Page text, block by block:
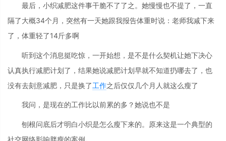
最后，小织减肥这件事干脆不了了之。她慢慢也不提了，一直
隔了大概34个月，突然有一天她跟我报告体重时说：老师我减下来
了，体重轻了14斤多啊
听到这个消息挺吃惊，一开始想，是不是什么契机让她下决心
认真执行减肥计划了，结果她说减肥计划早就不知道扔哪去了，也
没有去刻意减肥，只是换了工作之后仅仅几个月人就这么瘦了
我问，是现在的工作比以前累的多？她说也不是
刨根问底后才明白小织是怎么瘦下来的。原来这是一个典型的
社交网络影响胖瘦的案例。